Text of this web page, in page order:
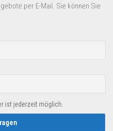
per E-Mail. Sie können Sie
ist jederzeit möglich.